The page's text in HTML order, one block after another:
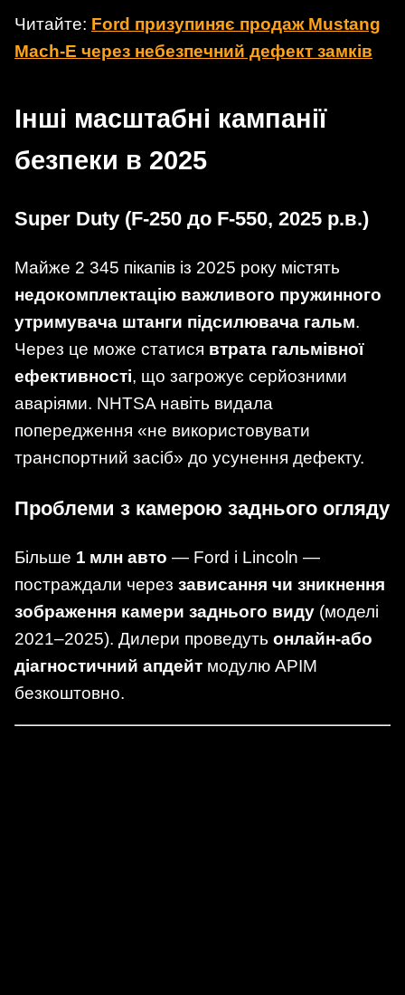
Читайте: Ford призупиняє продаж Mustang
Mach-E через небезпечний дефект замків
Інші масштабні кампанії
безпеки в 2025
Super Duty (F‑250 до F‑550, 2025 р.в.)
Майже 2 345 пікапів із 2025 року містять
недокомплектацію важливого пружинного
утримувача штанги підсилювача гальм.
Через це може статися втрата гальмівної
ефективності, що загрожує серйозними
аваріями. NHTSA навіть видала
попередження «не використовувати
транспортний засіб» до усунення дефекту.
Проблеми з камерою заднього огляду
Більше 1 млн авто — Ford і Lincoln —
постраждали через зависання чи зникнення
зображення камери заднього виду (моделі
2021–2025). Дилери проведуть онлайн‑або
діагностичний апдейт модулю APIM
безкоштовно.